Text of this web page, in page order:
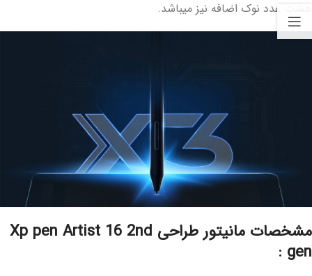
هشت عدد نوک اضافه نیز میباشد.
مشخصات مانیتور طراحی Xp pen Artist 16 2nd
gen :